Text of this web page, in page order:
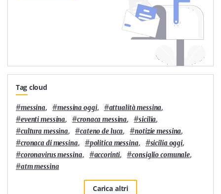
Tag cloud
#messina, #messina oggi, #attualità messina,
#eventi messina, #cronaca messina, #sicilia,
#cultura messina, #cateno de luca, #notizie messina,
#cronaca di messina, #politica messina, #sicilia oggi,
#coronavirus messina, #accorinti, #consiglio comunale,
#atm messina
Carica altri